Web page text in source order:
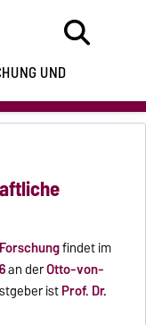
UND
findet im
an derOtto-von-
istProf. Dr.